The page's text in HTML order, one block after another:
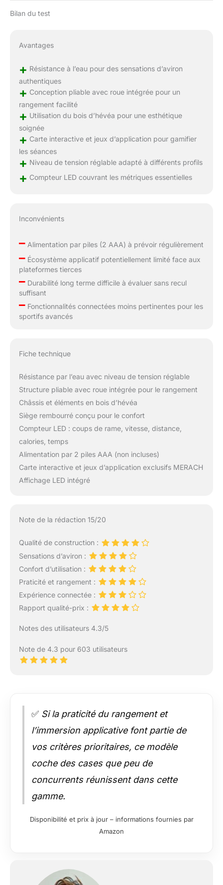
Bilan du test
Avantages
+ Résistance à l’eau pour des sensations d’aviron
authentiques
+ Conception pliable avec roue intégrée pour un
rangement facilité
+ Utilisation du bois d’hévéa pour une esthétique
soignée
+ Carte interactive et jeux d’application pour gamifier
les séances
+ Niveau de tension réglable adapté à différents profils
+ Compteur LED couvrant les métriques essentielles
Inconvénients
–Alimentation par piles (2 AAA) à prévoir régulièrement
–Écosystème applicatif potentiellement limité face aux
plateformes tierces
–Durabilité long terme difficile à évaluer sans recul
suffisant
–Fonctionnalités connectées moins pertinentes pour les
sportifs avancés
Fiche technique
Résistance par l’eau avec niveau de tension réglable
Structure pliable avec roue intégrée pour le rangement
Châssis et éléments en bois d’hévéa
Siège rembourré conçu pour le confort
Compteur LED : coups de rame, vitesse, distance,
calories, temps
Alimentation par 2 piles AAA (non incluses)
Carte interactive et jeux d’application exclusifs MERACH
Affichage LED intégré
Note de la rédaction 15/20
Qualité de construction :
Sensations d’aviron :
Confort d’utilisation :
Praticité et rangement :
Expérience connectée :
Rapport qualité-prix :
Notes des utilisateurs 4.3/5
Note de 4.3 pour 603 utilisateurs
✅ Si la praticité du rangement et
l’immersion applicative font partie de
vos critères prioritaires, ce modèle
coche des cases que peu de
concurrents réunissent dans cette
gamme.
Disponibilité et prix à jour – informations fournies par
Amazon